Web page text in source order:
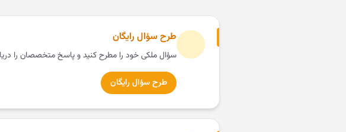
طرح سؤال رایگان
سؤال ملکی خود را مطرح کنید و پاسخ متخصصان را
طرح سؤال رایگان